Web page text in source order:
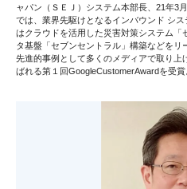
ャパン（ＳＥＪ）システム本部長、21年3
では、業界先駆けとなるインバウンド シ
はクラウドを活用した災害対策システム「
タ基盤「セブンセントラル」構築などを
先進的事例として多くのメディアで取り上
ばれる第１回GoogleCustomerAwardを受賞